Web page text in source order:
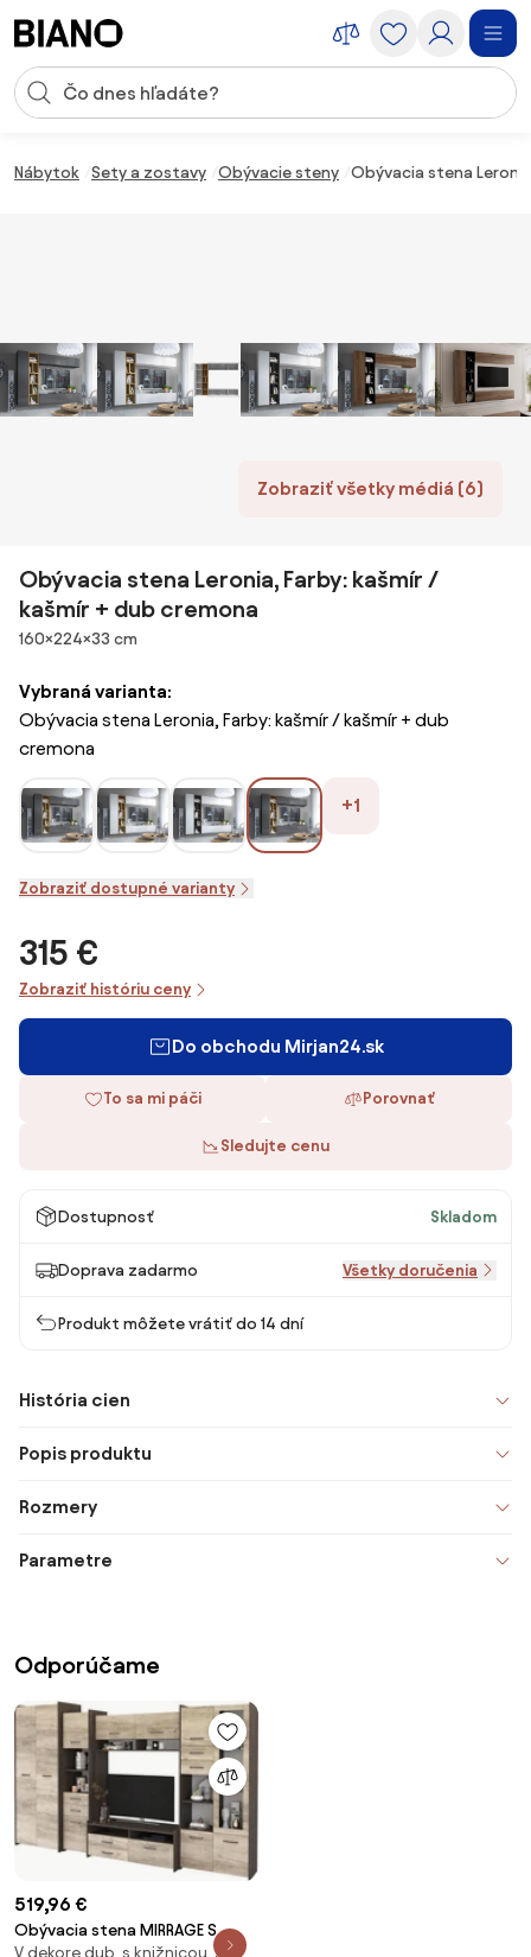
Vstup pre vyhľadávanie
Nábytok Sety a zostavy Obývacie steny Obývacia stena
Zobraziť všetky médiá (6)
Obývacia stena Leronia, Farby: kašmír /
kašmír + dub cremona
Rozmery
160×224×33 cm
Vybraná varianta:
Obývacia stena Leronia, Farby: kašmír / kašmír + dub
cremona
+1
Zobraziť dostupné varianty
315 €
Zobraziť históriu ceny
Do obchodu Mirjan24.sk
To sa mi páči Porovnať
Sledujte cenu
Dostupnosť Skladom
Doprava zadarmo Všetky doručenia
Produkt môžete vrátiť do 14 dní
História cien
Popis produktu
Rozmery
Parametre
Odporúčame
519,96 €
Obývacia stena MIRRAGE S
V dekore dub, s knižnicou, so